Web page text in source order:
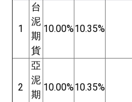
1
台
泥
期
貨
10.00%10.35%
2
亞
泥
期
10.00%10.35%